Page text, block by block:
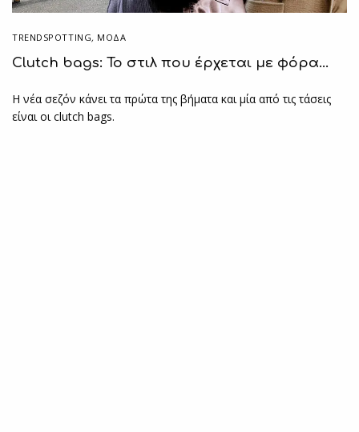
TRENDSPOTTING, ΜΟΔΑ
Clutch bags: Το στιλ που έρχεται με φόρα…
H νέα σεζόν κάνει τα πρώτα της βήματα και μία από τις τάσεις
είναι οι clutch bags.